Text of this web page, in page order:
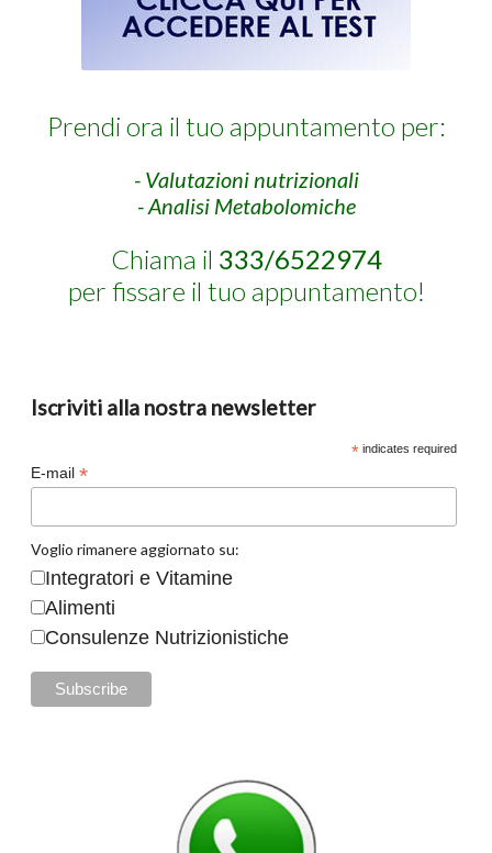
Prendi ora il tuo appuntamento per:
- Valutazioni nutrizionali
- Analisi Metabolomiche
Chiama il 333/6522974
per fissare il tuo appuntamento!
Iscriviti alla nostra newsletter
* indicates required
E-mail *
Voglio rimanere aggiornato su:
Integratori e Vitamine
Alimenti
Consulenze Nutrizionistiche